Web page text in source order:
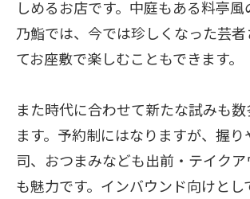
しめるお店です。中庭もある料亭
乃鮨では、今では珍しくなった芸
てお座敷で楽しむこともできます。
また時代に合わせて新たな試みも
ます。予約制にはなりますが、握り
司、おつまみなども出前・テイク
も魅力です。インバウンド向けとし